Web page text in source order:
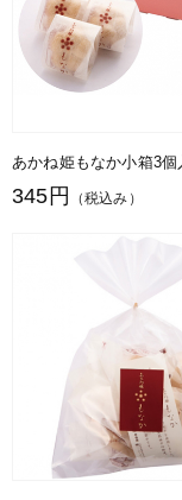
あかね姫もなか小箱3個
345円 （税込み）